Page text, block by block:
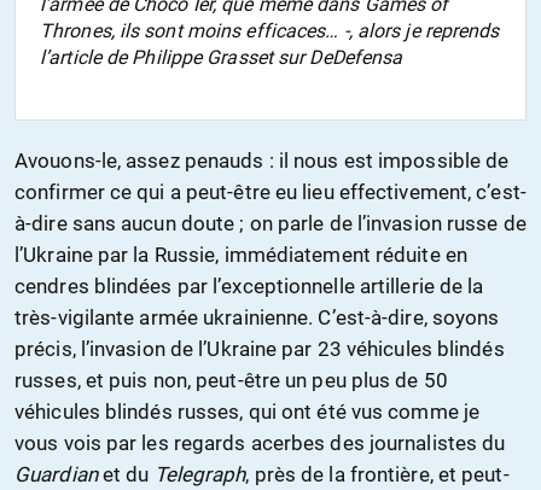
Thrones, ils sont moins efficaces… -, alors je reprends
l’article de Philippe Grasset sur DeDefensa
Avouons-le, assez penauds : il nous est impossible de
confirmer ce qui a peut-être eu lieu effectivement, c’est-
à-dire sans aucun doute ; on parle de l’invasion russe de
l’Ukraine par la Russie, immédiatement réduite en
cendres blindées par l’exceptionnelle artillerie de la
très-vigilante armée ukrainienne. C’est-à-dire, soyons
précis, l’invasion de l’Ukraine par 23 véhicules blindés
russes, et puis non, peut-être un peu plus de 50
véhicules blindés russes, qui ont été vus comme je
vous vois par les regards acerbes des journalistes du
Guardianet du Telegraph, près de la frontière, et peut-